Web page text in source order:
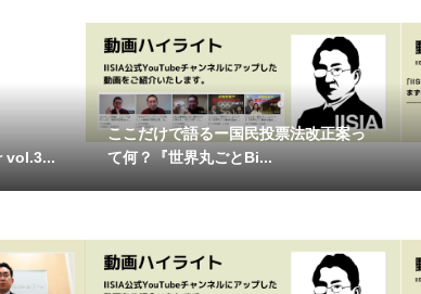
vol.3...
ここだけで語るー国民投票法改正案っ
て何？『世界丸ごとBi...